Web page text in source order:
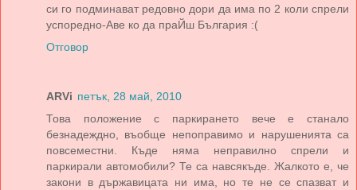
си го подминават редовно дори да има по 2 коли спрели
успоредно-Аве ко да праЙш България :(
Отговор
ARVi петък, 28 май, 2010
Това положение с паркирането вече е станало
безнадеждно, въобще непоправимо и нарушенията са
повсеместни. Къде няма неправилно спрели и
паркирали автомобили? Те са навсякъде. Жалкото е, че
закони в държавицата ни има, но те не се спазват и